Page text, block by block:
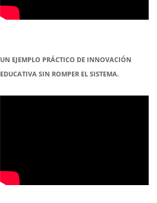
UN EJEMPLO PRÁCTICO DE INNOVACIÓN
EDUCATIVA SIN ROMPER EL SISTEMA.